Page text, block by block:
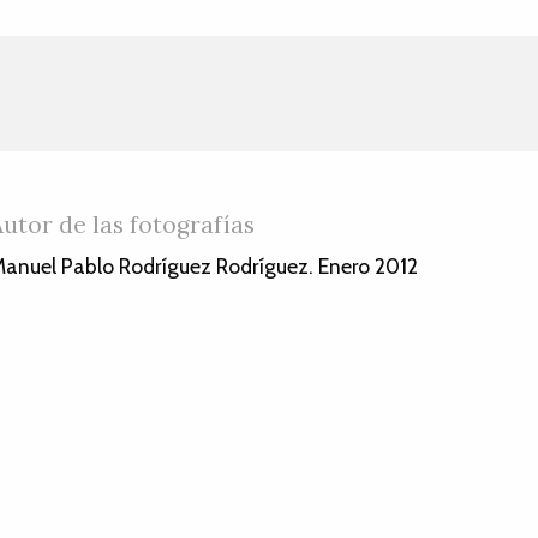
de las fotografías
Pablo Rodríguez Rodríguez. Enero 2012